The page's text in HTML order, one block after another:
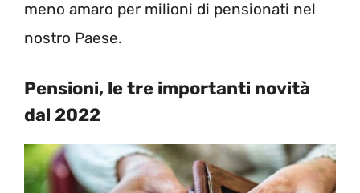
meno amaro per milioni di pensionati nel
nostro Paese.
Pensioni, le tre importanti novità
dal 2022